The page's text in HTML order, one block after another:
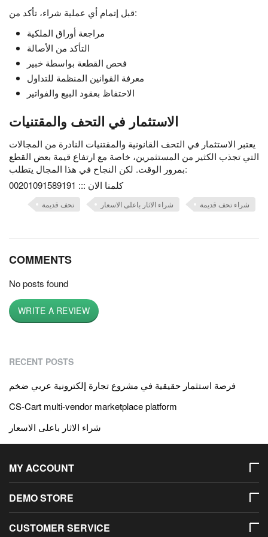
قبل إتمام أي عملية شراء، تأكد من:
مراجعة أوراق الملكية
التأكد من الأصالة
فحص القطعة بواسطة خبير
معرفة القوانين المنظمة للتداول
الاحتفاظ بعقود البيع والفواتير
الاستثمار في التحف والمقتنيات
يعتبر الاستثمار في التحف القانونية والمقتنيات النادرة من المجالات
التي تجذب الكثير من المستثمرين، خاصة مع ارتفاع قيمة بعض القطع
بمرور الوقت. لكن النجاح في هذا المجال يتطلب:
كلمنا الان ::: 00201091589191
تحف قديمة شراء الاثار باعلى الاسعار شراء تحف قديمة
COMMENTS
No posts found
WRITE A REVIEW
RECENT POSTS
فرصة استثمار حقيقية في مشروع تجارة إلكترونية عربي ضخم
CS-Cart multi-vendor marketplace platform
شراء الاثار باعلى الاسعار
MY ACCOUNT
DEMO STORE
CUSTOMER SERVICE